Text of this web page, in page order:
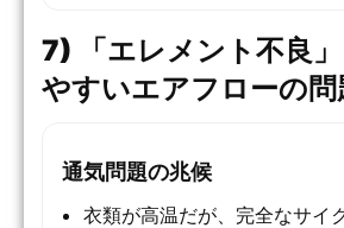
7) 「エレメント不良
やすいエアフローの問
通気問題の兆候
衣類が高温だが、完全なサイ